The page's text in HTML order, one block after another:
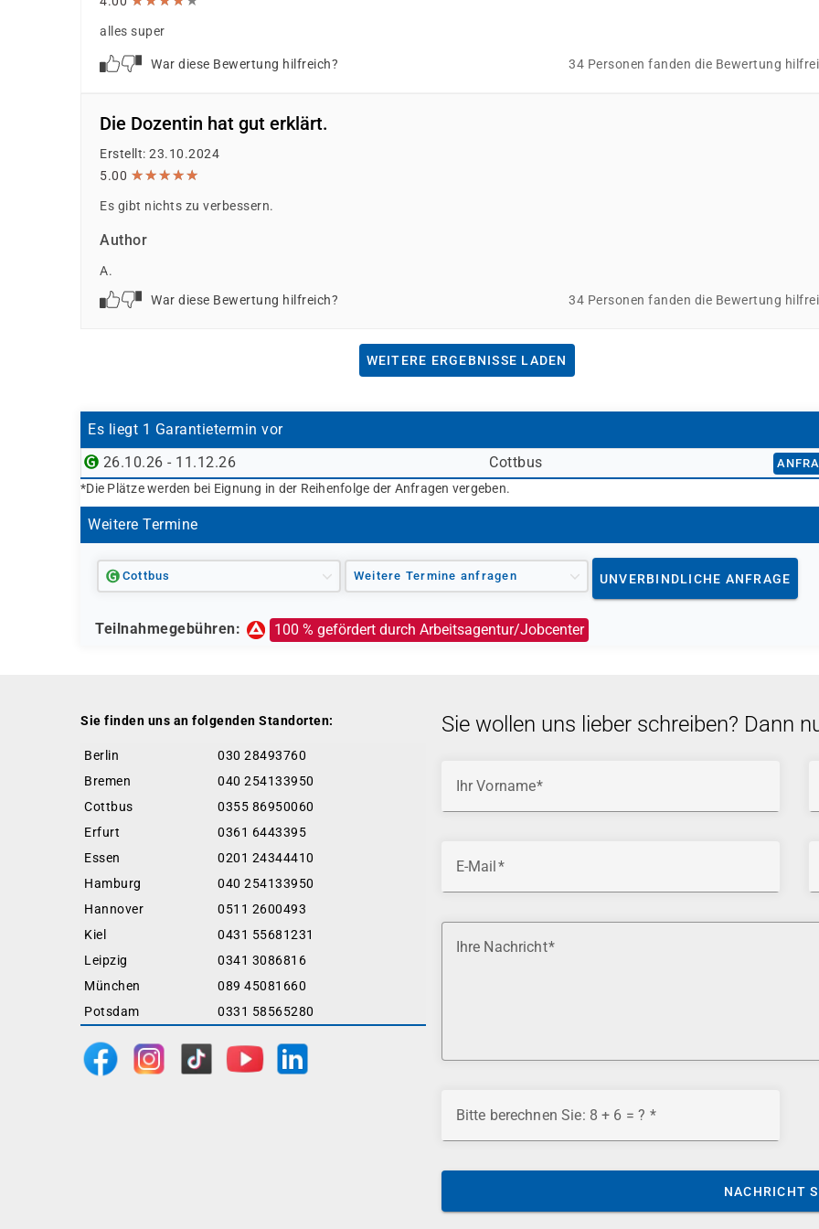
alles super
War diese Bewertung hilfreich? 34 Personen fanden die Bewertung
Die Dozentin hat gut erklärt.
Erstellt: 23.10.2024
5.00 ★★★★★
★★★★★
Es gibt nichts zu verbessern.
Author
A.
War diese Bewertung hilfreich?
34 Personen fanden die Bewertung
WEITERE ERGEBNISSE LADEN
Es liegt 1 Garantietermin vor
26.10.26 - 11.12.26
Cottbus
*Die Plätze werden bei Eignung in der Reihenfolge der Anfragen vergeben.
Weitere Termine
Cottbus Weitere Termine anfragen UNVERBINDLICHE ANFRAGE
Teilnahmegebühren: 100 % gefördert durch Arbeitsagentur/Jobcenter
Sie finden uns an folgenden Standorten:
Berlin
030 28493760
Bremen
040 254133950
Cottbus
0355 86950060
Erfurt
0361 6443395
Essen
0201 24344410
Hamburg
040 254133950
Hannover
0511 2600493
Kiel
0431 55681231
Leipzig
0341 3086816
München
089 45081660
Potsdam
0331 58565280
Sie wollen uns lieber schreiben? Dann
Ihr Vorname
E-Mail
Ihre Nachricht
Bitte berechnen Sie: 8 + 6 = ?
NACHRICHT